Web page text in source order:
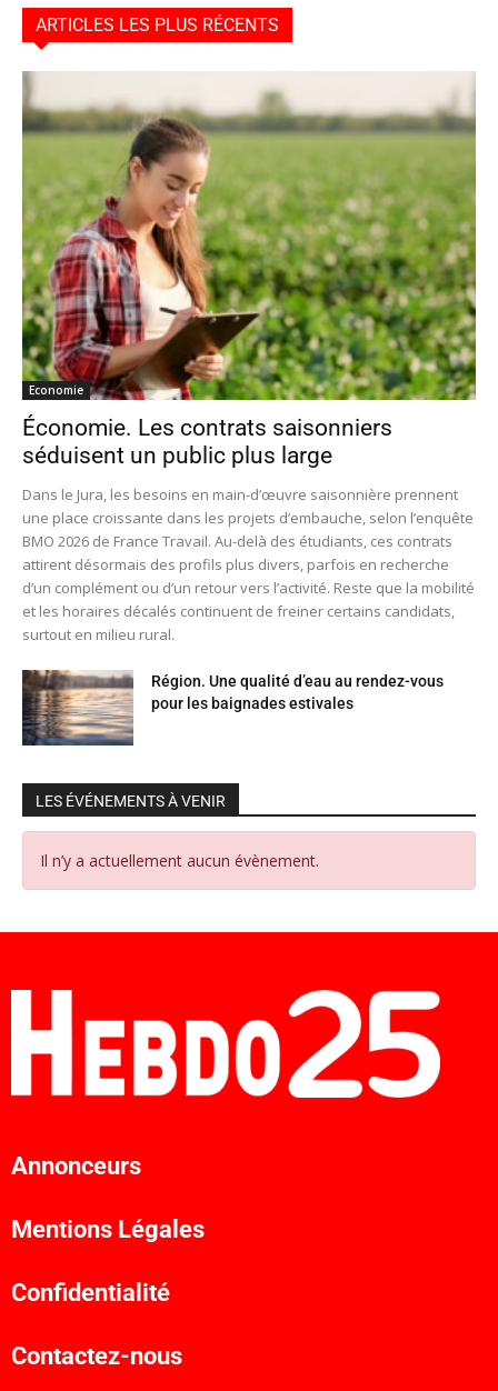
ARTICLES LES PLUS RÉCENTS
Economie
Économie. Les contrats saisonniers
séduisent un public plus large
Dans le Jura, les besoins en main-d’œuvre saisonnière prennent
une place croissante dans les projets d’embauche, selon l’enquête
BMO 2026 de France Travail. Au-delà des étudiants, ces contrats
attirent désormais des profils plus divers, parfois en recherche
d’un complément ou d’un retour vers l’activité. Reste que la mobilité
et les horaires décalés continuent de freiner certains candidats,
surtout en milieu rural.
Région. Une qualité d’eau au rendez-vous
pour les baignades estivales
LES ÉVÉNEMENTS À VENIR
Il n’y a actuellement aucun évènement.
Annonceurs
Mentions Légales
Confidentialité
Contactez-nous